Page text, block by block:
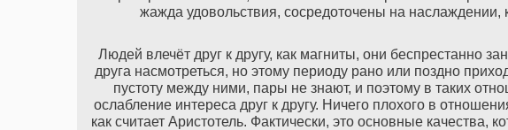
жажда удовольствия, сосредоточены на наслаждении,
Людей влечёт друг к другу, как магниты, они беспрестанно
друга насмотреться, но этому периоду рано или поздно
пустоту между ними, пары не знают, и поэтому в таких
ослабление интереса друг к другу. Ничего плохого в
как считает Аристотель. Фактически, это основные качества,